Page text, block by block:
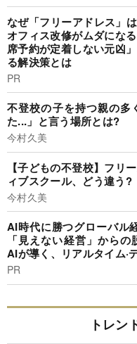
なぜ「フリーアドレス」
オフィス改修がムダにな
席予約が定着しない元凶
る解決策とは
PR
不登校の子を持つ親の多
た...」と言う場所とは?
今村久美
【子どもの不登校】フリ
ィブスクール、どう違う?
今村久美
AI時代に勝つグローバル
「見えない経営」から
AIが導く、リアルタイム·
PR
トレン